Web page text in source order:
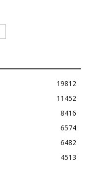
19812
11452
8416
6574
6482
4513